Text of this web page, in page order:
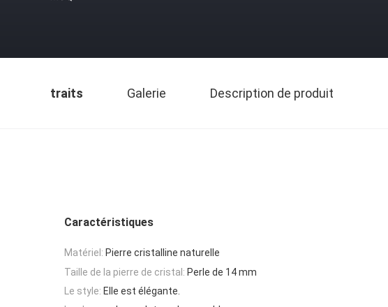
traits Galerie Description de produit
Caractéristiques
Matériel: Pierre cristalline naturelle
Taille de la pierre de cristal: Perle de 14 mm
Le style: Elle est élégante.